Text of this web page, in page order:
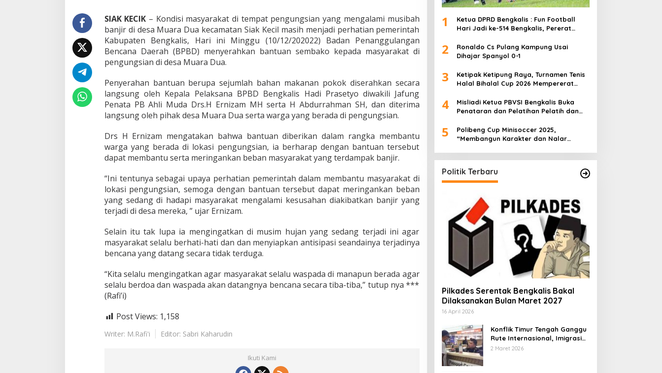
S
e
r
a
h
k
S
e
m
b
o
K
e
a
a
W
a
a
D
e
n
g
SIAK KECIK – Kondisi masyarakat di tempat pengungsian yang mengalami musibah
banjir di desa Muara Dua kecamatan Siak Kecil masih menjadi perhatian pemerintah
Kabupaten Bengkalis, Hari ini Minggu (10/12/202022) Badan Penanggulangan
Bencana Daerah (BPBD) menyerahkan bantuan sembako kepada masyarakat di
pengungsian di desa Muara Dua.
Penyerahan bantuan berupa sejumlah bahan makanan pokok diserahkan secara
langsung oleh Kepala Pelaksana BPBD Bengkalis Hadi Prasetyo diwakili Jafung
Penata PB Ahli Muda Drs.H Ernizam MH serta H Abdurrahman SH, dan diterima
langsung oleh pihak desa Muara Dua serta warga yang berada di pengungsian.
Drs H Ernizam mengatakan bahwa bantuan diberikan dalam rangka membantu
warga yang berada di lokasi pengungsian, ia berharap dengan bantuan tersebut
dapat membantu serta meringankan beban masyarakat yang terdampak banjir.
“Ini tentunya sebagai upaya perhatian pemerintah dalam membantu masyarakat di
lokasi pengungsian, semoga dengan bantuan tersebut dapat meringankan beban
yang sedang di hadapi masyarakat mengalami kesusahan diakibatkan banjir yang
terjadi di desa mereka, ” ujar Ernizam.
Selain itu tak lupa ia mengingatkan di musim hujan yang sedang terjadi ini agar
masyarakat selalu berhati-hati dan dan menyiapkan antisipasi seandainya terjadinya
bencana yang datang secara tidak terduga.
“Kita selalu mengingatkan agar masyarakat selalu waspada di manapun berada agar
selalu berdoa dan waspada akan datangnya bencana secara tiba-tiba,” tutup nya ***
(Rafi’i)
Post Views: 1,158
Writer: M.Rafi'i Editor: Sabri Kaharudin
Ikuti Kami
1
Ketua DPRD Bengkalis : Fun Football
Hari Jadi ke-514 Bengkalis, Pererat
2
Ronaldo Cs Pulang Kampung Usai
Dihajar Spanyol 0-1
3
Ketipak Ketipung Raya, Turnamen Tenis
Halal Bihalal Cup 2026 Mempererat
4
Misliadi Ketua PBVSI Bengkalis Buka
Penataran dan Pelatihan Pelatih dan
5
Polibeng Cup Minisoccer 2025,
“Membangun Karakter dan Nalar
Politik Terbaru
Pilkades Serentak Bengkalis Bakal
Dilaksanakan Bulan Maret 2027
16 April 2026
Konflik Timur Tengah Ganggu
Rute Internasional, Imigrasi
Siapkan Langkah Antisipatif
2 Maret 2026